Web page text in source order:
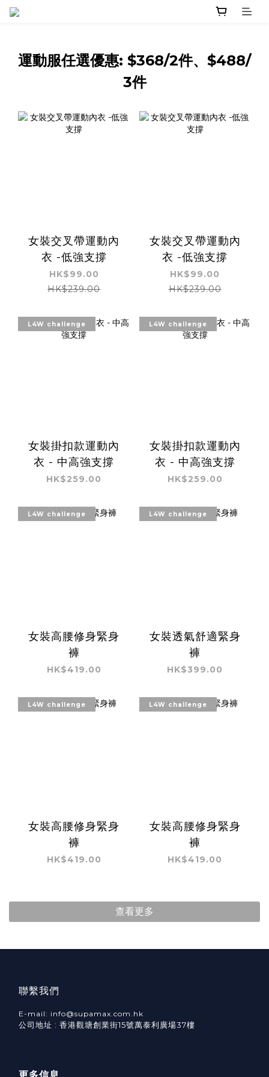
運動服任選優惠: $368/2件、$488/
3件
女裝交叉帶運動內
衣 -低強支撐
HK$99.00
HK$239.00
女裝交叉帶運動內
衣 -低強支撐
HK$99.00
HK$239.00
L4W challenge
女裝掛扣款運動內
衣 - 中高強支撐
HK$259.00
L4W challenge
女裝掛扣款運動內
衣 - 中高強支撐
HK$259.00
L4W challenge
女裝高腰修身緊身
褲
HK$419.00
L4W challenge
女裝透氣舒適緊身
褲
HK$399.00
L4W challenge
女裝高腰修身緊身
褲
HK$419.00
L4W challenge
女裝高腰修身緊身
褲
HK$419.00
查看更多
聯繫我們
E-mail: info@supamax.com.hk
公司地址 : 香港觀塘創業街15號萬泰利廣場37樓